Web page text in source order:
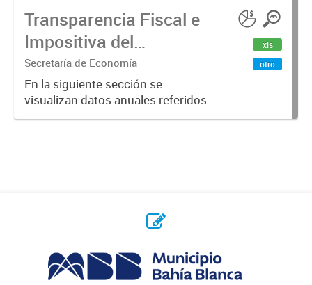
Transparencia Fiscal e
Impositiva del
Municipio. Año 2023
Secretaría de Economía
En la siguiente sección se
visualizan datos anuales referidos a
la transparencia fiscal e impositiva
xls
otro